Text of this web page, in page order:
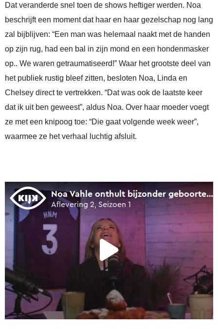
Dat veranderde snel toen de shows heftiger werden. Noa
beschrijft een moment dat haar en haar gezelschap nog lang
zal bijblijven: “Een man was helemaal naakt met de handen
op zijn rug, had een bal in zijn mond en een hondenmasker
op.. We waren getraumatiseerd!” Waar het grootste deel van
het publiek rustig bleef zitten, besloten Noa, Linda en
Chelsey direct te vertrekken. “Dat was ook de laatste keer
dat ik uit ben geweest”, aldus Noa. Over haar moeder voegt
ze met een knipoog toe: “Die gaat volgende week weer”,
waarmee ze het verhaal luchtig afsluit.